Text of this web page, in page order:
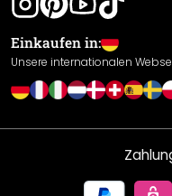
Leistungserklärung /
Cookie Einstellungen
Einkaufen in:
Unsere internationalen